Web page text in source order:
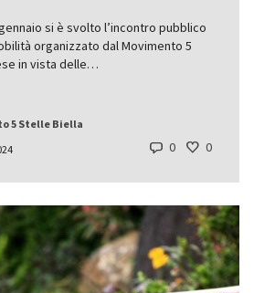
si è svolto l’incontro pubblico
organizzato dal Movimento 5
in vista delle…
5 Stelle Biella
0 0